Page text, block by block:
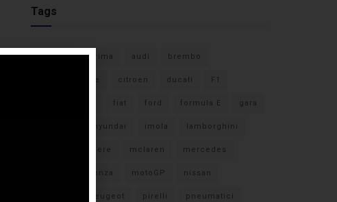
Tags
#F1 anteprima audi brembo
caratteristiche citroen ducati F1
fiat ford formula E gara
hyundai imola lamborghini
libere mclaren mercedes
monza motoGP nissan
peugeot pirelli pneumatici